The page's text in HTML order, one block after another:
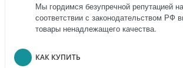
Мы гордимся безупречной репутацией
соответствии с законодательством РФ
товары ненадлежащего качества.
КАК КУПИТЬ